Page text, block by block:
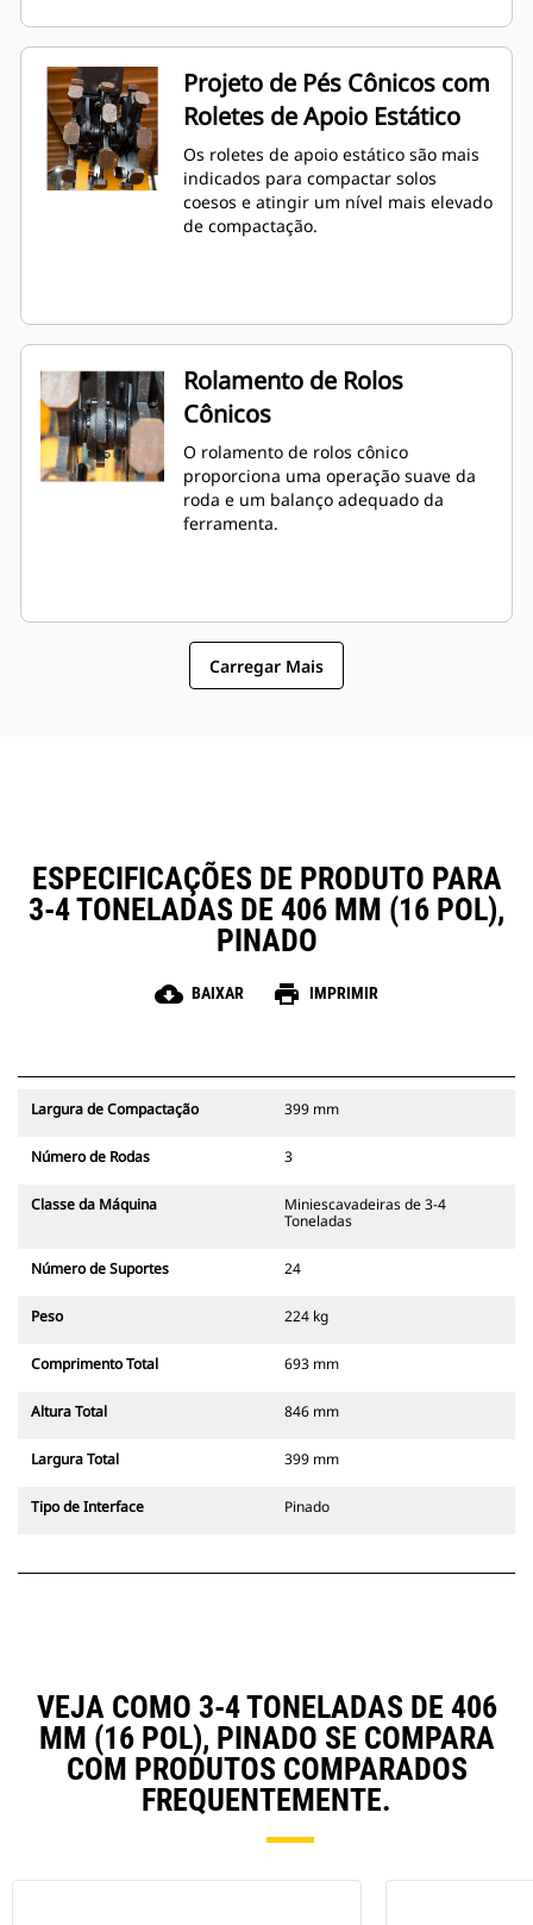
Projeto de Pés Cônicos com
Roletes de Apoio Estático
Os roletes de apoio estático são mais
indicados para compactar solos
coesos e atingir um nível mais elevado
de compactação.
Rolamento de Rolos
Cônicos
O rolamento de rolos cônico
proporciona uma operação suave da
roda e um balanço adequado da
ferramenta.
Carregar Mais
ESPECIFICAÇÕES DE PRODUTO PARA
3-4 TONELADAS DE 406 MM (16 POL),
PINADO
cloud_download BAIXAR print IMPRIMIR
Largura de Compactação 399 mm
Número de Rodas 3
Classe da Máquina
Miniescavadeiras de 3-4
Toneladas
Número de Suportes 24
Peso 224 kg
Comprimento Total 693 mm
Altura Total 846 mm
Largura Total 399 mm
Tipo de Interface Pinado
VEJA COMO 3-4 TONELADAS DE 406
MM (16 POL), PINADO SE COMPARA
COM PRODUTOS COMPARADOS
FREQUENTEMENTE.